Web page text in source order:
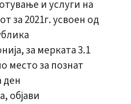
и услуги на
за 2021г. усвоен од
за мерката 3.1
место за познат
ден
објави